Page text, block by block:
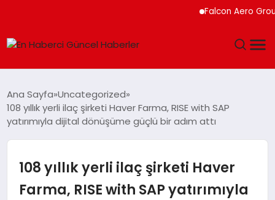
Falcon Aero Group,
SPOR
TEKNOLOJI
Ana Sayfa Uncategorized
108 yıllık yerli ilaç şirketi Haver Farma, RISE with SAP
yatırımıyla dijital dönüşüme güçlü bir adım attı
108 yıllık yerli ilaç şirketi Haver
Farma, RISE with SAP yatırımıyla